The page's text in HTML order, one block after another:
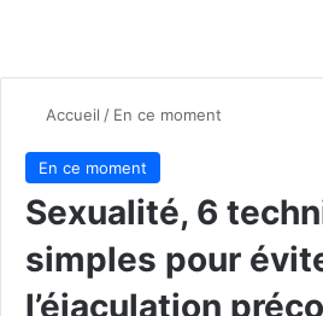
Accueil / En ce moment
En ce moment
Sexualité, 6
simples pour
l’éjaculation